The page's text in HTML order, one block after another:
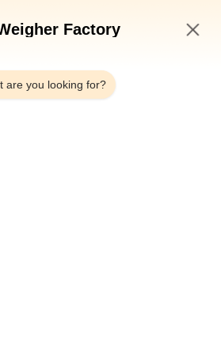
terazFactory
are you looking for?